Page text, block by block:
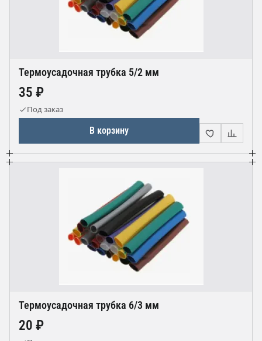
Термоусадочная трубка 5/2 мм
35 ₽
Под заказ
В корзину
Термоусадочная трубка 6/3 мм
20 ₽